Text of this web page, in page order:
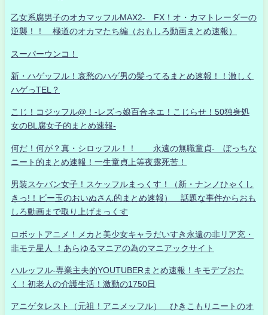
乙女系腐男子のオカマッフルMAX2- FX！オ・カマトレーダーの
逆襲！！ 極道のオカマたち編（おもしろ動画まとめ速報）
スーパーウンコ！
新・ハゲッフル！哀愁のハゲ男の髪ってるまとめ速報！！激しく
ハゲっTEL？
こじ！コジッフル@！-レズっ娘百合ネエ！こじらせ！50独身処
女のBL腐女子的まとめ速報-
何だ！何が？真・シロッフル！！ 永遠の無職童貞- ぼっちな
ニート的まとめ速報！一生童貞上等夜露死苦！
男装スケバン女子！スケッフルまっくす！（新・ナンノひゃくし
きっ!！ビー玉のおいぬさん的まとめ速報） 話題な事件からおも
しろ動画まで取り上げまっくす
ロボットアニメ！メカと美少女キャラだいすき永遠の非リア充・
非モテ星人 ！あらゆるマニアの為のマニアックサイト
ハルッフル-専業主夫的YOUTUBERまとめ速報！キモデブおた
く！初老人の介護生活！激動の1750日
アニゲタレスト（元祖！アニメッフル） ひきこもりニートのオ